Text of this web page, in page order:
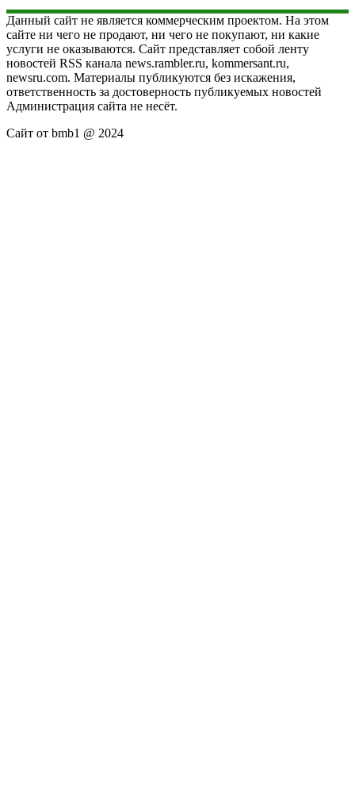
Данный сайт не является коммерческим проектом. На этом
сайте ни чего не продают, ни чего не покупают, ни какие
услуги не оказываются. Сайт представляет собой ленту
новостей RSS канала news.rambler.ru, kommersant.ru,
newsru.com. Материалы публикуются без искажения,
ответственность за достоверность публикуемых новостей
Администрация сайта не несёт.
Сайт от bmb1 @ 2024